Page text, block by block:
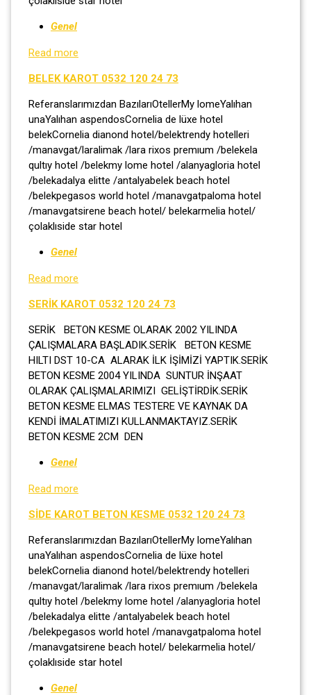
Genel
Read more
BELEK KAROT 0532 120 24 73
Referanslarımızdan BazılarıOtellerMy lomeYalıhan
unaYalıhan aspendosCornelia de lüxe hotel
belekCornelia dianond hotel/belektrendy hotelleri
/manavgat/laralimak /lara rixos premıum /belekela
qultıy hotel /belekmy lome hotel /alanyagloria hotel
/belekadalya elitte /antalyabelek beach hotel
/belekpegasos world hotel /manavgatpaloma hotel
/manavgatsirene beach hotel/ belekarmelia hotel/
çolaklıside star hotel
Genel
Read more
SERİK KAROT 0532 120 24 73
SERİK BETON KESME OLARAK 2002 YILINDA
ÇALIŞMALARA BAŞLADIK.SERİK BETON KESME
HILTI DST 10-CA ALARAK İLK İŞİMİZİ YAPTIK.SERİK
BETON KESME 2004 YILINDA SUNTUR İNŞAAT
OLARAK ÇALIŞMALARIMIZI GELİŞTİRDİK.SERİK
BETON KESME ELMAS TESTERE VE KAYNAK DA
KENDİ İMALATIMIZI KULLANMAKTAYIZ.SERİK
BETON KESME 2CM DEN
Genel
Read more
SİDE KAROT BETON KESME 0532 120 24 73
Referanslarımızdan BazılarıOtellerMy lomeYalıhan
unaYalıhan aspendosCornelia de lüxe hotel
belekCornelia dianond hotel/belektrendy hotelleri
/manavgat/laralimak /lara rixos premıum /belekela
qultıy hotel /belekmy lome hotel /alanyagloria hotel
/belekadalya elitte /antalyabelek beach hotel
/belekpegasos world hotel /manavgatpaloma hotel
/manavgatsirene beach hotel/ belekarmelia hotel/
çolaklıside star hotel
Genel